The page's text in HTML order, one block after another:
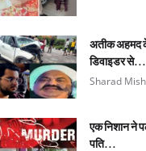
अतीक अहमद
डिवाइडर से...
Sharad
एक निशान ने
पति...